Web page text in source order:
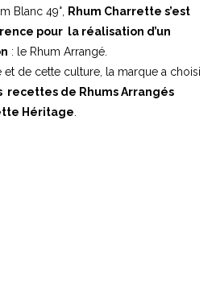
Blanc 49°,
Rhum Charrette s’est
pour la réalisation d’un
: le Rhum Arrangé.
de cette culture, la marque a choisi
recettes de Rhums Arrangés
Héritage